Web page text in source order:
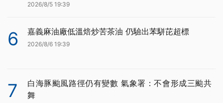
2026/8/5 19:39
6 嘉義麻油廠低溫焙炒苦茶油 仍驗出苯駢芘超標
2026/8/6 19:39
7
白海豚颱風路徑仍有變數 氣象署：不會形成三颱共
舞